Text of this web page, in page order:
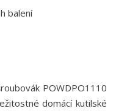
balení
POWDPO1110
domácí kutilské